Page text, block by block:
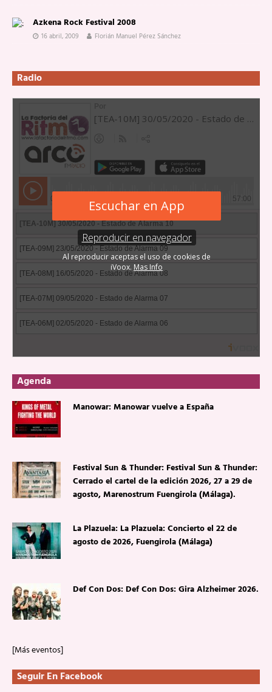
Azkena Rock Festival 2008
16 abril, 2009 Florián Manuel Pérez Sánchez
Radio
Agenda
Manowar: Manowar vuelve a España
Festival Sun & Thunder: Festival Sun & Thunder:
Cerrado el cartel de la edición 2026, 27 a 29 de
agosto, Marenostrum Fuengirola (Málaga).
La Plazuela: La Plazuela: Concierto el 22 de
agosto de 2026, Fuengirola (Málaga)
Def Con Dos: Def Con Dos: Gira Alzheimer 2026.
[Más eventos]
Seguir En Facebook